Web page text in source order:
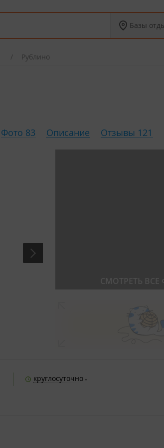
Базы
Рублино
Фото 83 Описание Отзывы 121
круглосуточно